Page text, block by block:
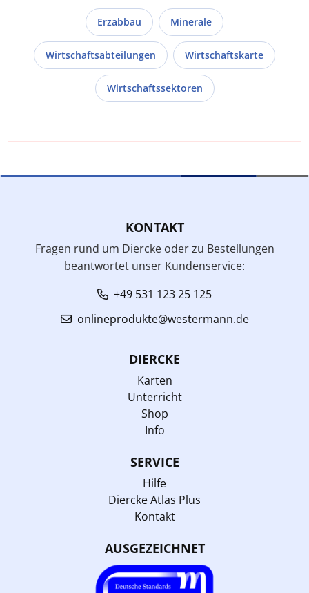
Erzabbau Minerale
Wirtschaftsabteilungen Wirtschaftskarte
Wirtschaftssektoren
KONTAKT
Fragen rund um Diercke oder zu Bestellungen
beantwortet unser Kundenservice:
+49 531 123 25 125
onlineprodukte@westermann.de
DIERCKE
Karten
Unterricht
Shop
Info
SERVICE
Hilfe
Diercke Atlas Plus
Kontakt
AUSGEZEICHNET